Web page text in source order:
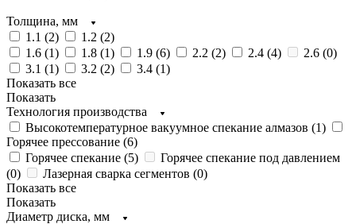
Толщина, мм
1.1 (2) 1.2 (2)
1.6 (1) 1.8 (1) 1.9 (6) 2.2 (2) 2.4 (4) 2.6 (0)
3.1 (1) 3.2 (2) 3.4 (1)
Показать все
Показать
Технология производства
Высокотемпературное вакуумное спекание алмазов (1)
Горячее прессование (6)
Горячее спекание (5)
Горячее спекание под давлением
(0) Лазерная сварка сегментов (0)
Показать все
Показать
Диаметр диска, мм